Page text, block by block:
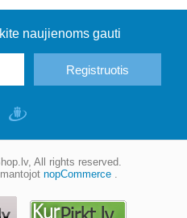
naujienoms gauti
, All rights reserved.
nopCommerce .